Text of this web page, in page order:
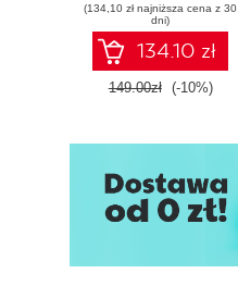
threat response -
Fourth Edition
(134,10 zł najniższa cena z 30
dni)
134.10 zł
149.00zł (-10%)